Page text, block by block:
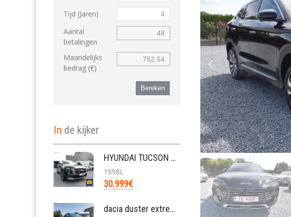
Tijd (Jaren)
Aantal
betalingen
Maandelijks
bedrag (€)
Bereken
In de kijker
HYUNDAI TUCSON mild h 1.6 T-GDI N-LINE FACELIFT/ve
1598L
30.999€
dacia duster extreme mild hybrid 130pk nieuw